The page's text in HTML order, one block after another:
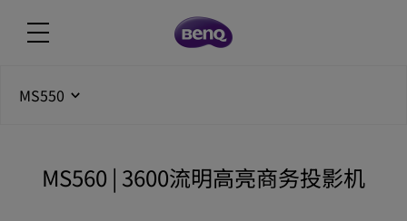
MS550
MS560 | 3600流明高亮商务投影机